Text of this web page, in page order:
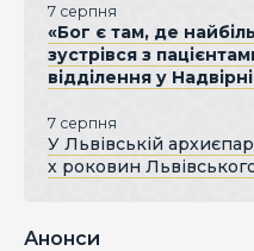
7 серпня
«Бог є там, де
зустрівся з
відділення у
7 серпня
У Львівській
х роковин
Анонси